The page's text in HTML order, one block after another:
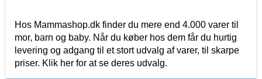
Hos Mammashop.dk finder du mere end 4.000 varer til
mor, barn og baby. Når du køber hos dem får du hurtig
levering og adgang til et stort udvalg af varer, til skarpe
priser. Klik her for at se deres udvalg.